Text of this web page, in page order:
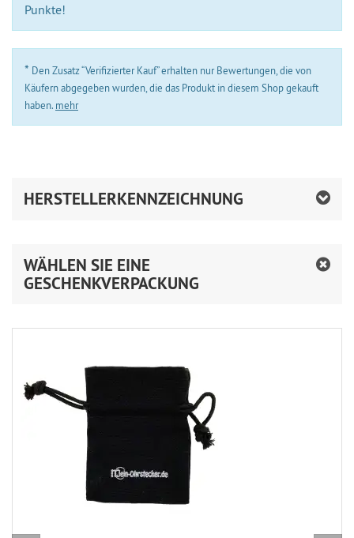
Punkte!
* Den Zusatz “Verifizierter Kauf” erhalten nur Bewertungen, die von
Käufern abgegeben wurden, die das Produkt in diesem Shop gekauft
haben. mehr
HERSTELLERKENNZEICHNUNG
WÄHLEN SIE EINE
GESCHENKVERPACKUNG